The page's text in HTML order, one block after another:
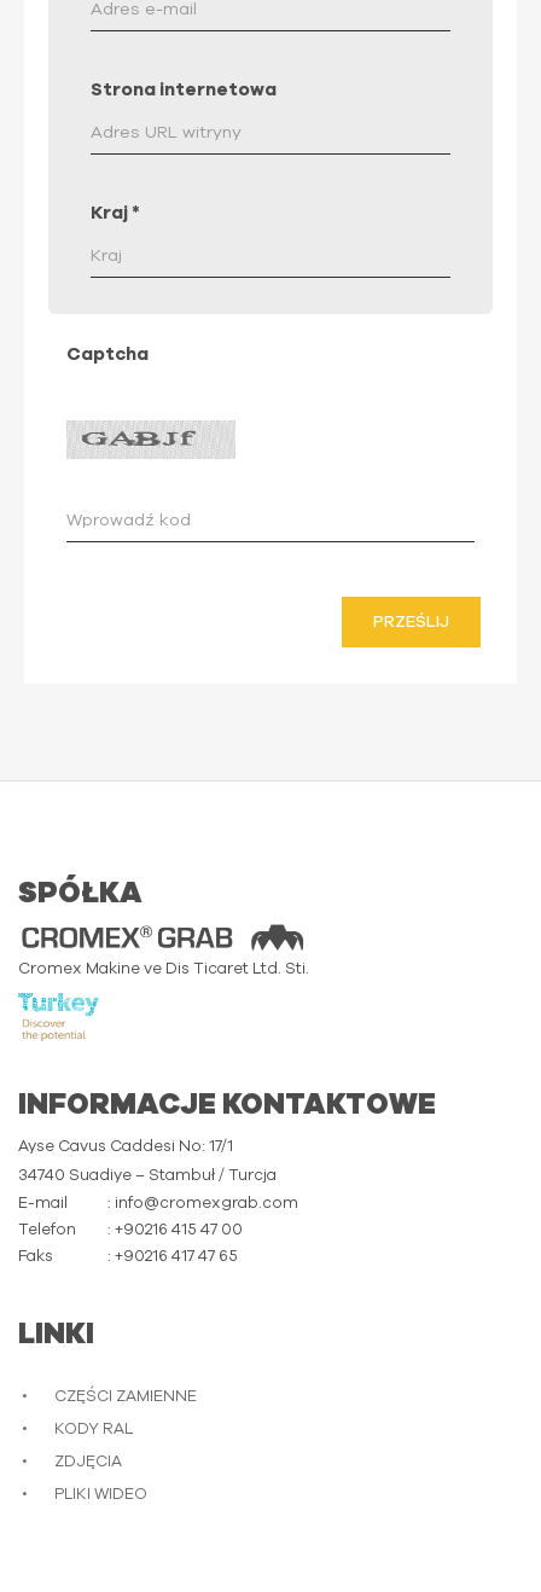
Strona internetowa
Kraj *
Captcha
PRZEŚLIJ
SPÓŁKA
Cromex Makine ve Dis Ticaret Ltd. Sti.
INFORMACJE KONTAKTOWE
Ayse Cavus Caddesi No: 17/1
34740 Suadiye – Stambuł / Turcja
E-mail
: info@cromexgrab.com
Telefon
: +90216 415 47 00
Faks
: +90216 417 47 65
LINKI
CZĘŚCI ZAMIENNE
KODY RAL
ZDJĘCIA
PLIKI WIDEO